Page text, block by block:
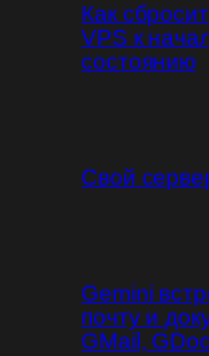
Как
VPS к
состоянию
Свой
Gemini
почту и
GMail,